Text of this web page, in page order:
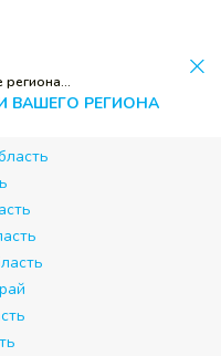
ВАШЕГО РЕГИОНА